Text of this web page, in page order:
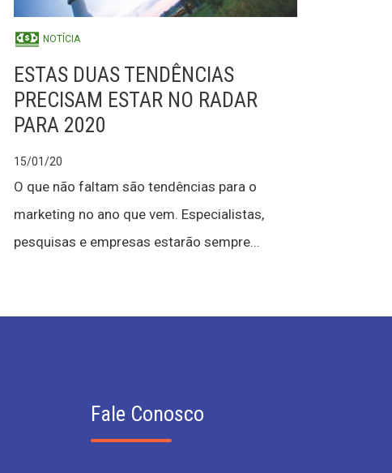
NOTÍCIA
ESTAS DUAS TENDÊNCIAS
PRECISAM ESTAR NO RADAR
PARA 2020
15/01/20
O que não faltam são tendências para o
marketing no ano que vem. Especialistas,
pesquisas e empresas estarão sempre...
Fale Conosco